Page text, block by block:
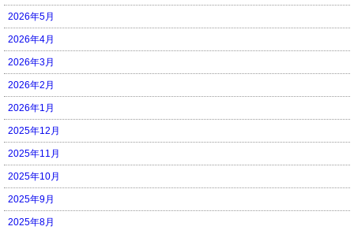
2026年5月
2026年4月
2026年3月
2026年2月
2026年1月
2025年12月
2025年11月
2025年10月
2025年9月
2025年8月